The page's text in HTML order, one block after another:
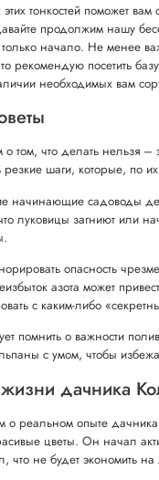
тонкостей поможет
продолжим нашу
начало. Не менее
рекомендую посетить
необходимых вам
о том, что делать нельзя
шаги, которые, по
начинающие садоводы
луковицы загниют или
опасность
азота может
с каким-либо
помнить о важности
с умом, чтобы
дачника
о реальном опыте
цветы. Он начал
что не будет экономить